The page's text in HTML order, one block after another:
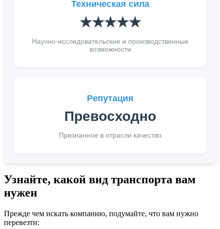
Техническая сила
★★★★★
Научно-исследовательские и производственные
возможности
Репутация
Превосходно
Признанное в отрасли качество
Узнайте, какой вид транспорта вам
нужен
Прежде чем искать компанию, подумайте, что вам нужно
перевезти: